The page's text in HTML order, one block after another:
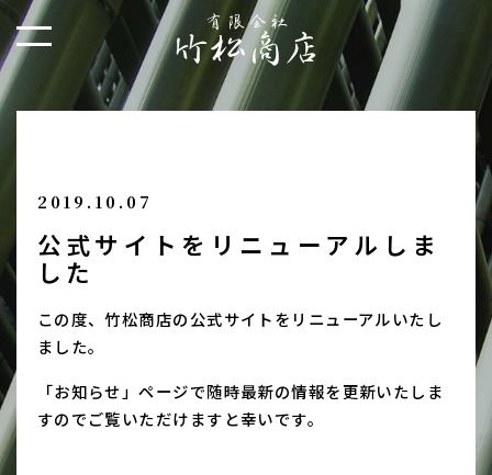
2019.10.07
公式サイトをリニューアルしま
した
この度、竹松商店の公式サイトをリニューアルいたし
ました。
「お知らせ」ページで随時最新の情報を更新いたしま
すのでご覧いただけますと幸いです。